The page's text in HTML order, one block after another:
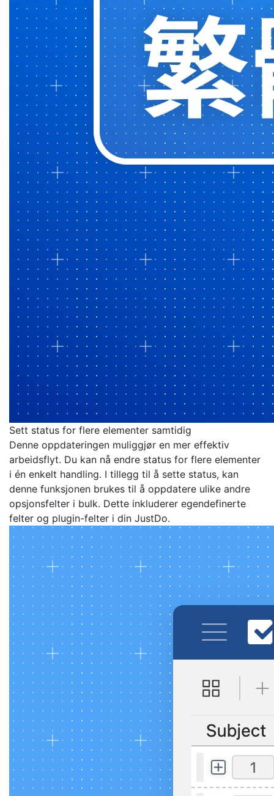
Sett status for flere elementer samtidig
Denne oppdateringen muliggjør en mer effektiv
arbeidsflyt. Du kan nå endre status for flere elementer
i én enkelt handling. I tillegg til å sette status, kan
denne funksjonen brukes til å oppdatere ulike andre
opsjonsfelter i bulk. Dette inkluderer egendefinerte
felter og plugin-felter i din JustDo.